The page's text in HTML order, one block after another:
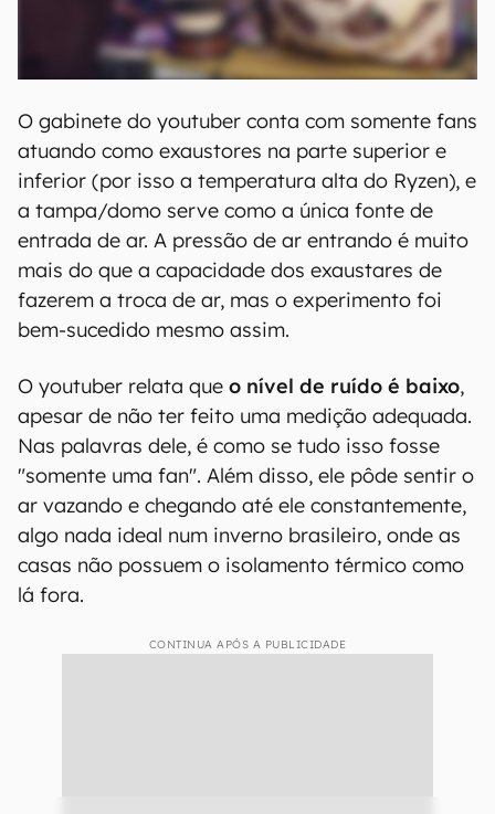
O gabinete do youtuber conta com somente fans
atuando como exaustores na parte superior e
inferior (por isso a temperatura alta do Ryzen), e
a tampa/domo serve como a única fonte de
entrada de ar. A pressão de ar entrando é muito
mais do que a capacidade dos exaustares de
fazerem a troca de ar, mas o experimento foi
bem-sucedido mesmo assim.
O youtuber relata que o nível de ruído é baixo,
apesar de não ter feito uma medição adequada.
Nas palavras dele, é como se tudo isso fosse
"somente uma fan". Além disso, ele pôde sentir o
ar vazando e chegando até ele constantemente,
algo nada ideal num inverno brasileiro, onde as
casas não possuem o isolamento térmico como
lá fora.
CONTINUA APÓS A PUBLICIDADE